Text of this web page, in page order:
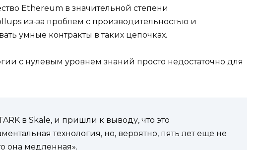
Ethereum в значительной степени
из-за проблем с производительностью и
умные контракты в таких цепочках.
с нулевым уровнем знаний просто недостаточно для
в Skale, и пришли к выводу, что это
технология, но, вероятно, пять лет еще не
она медленная».